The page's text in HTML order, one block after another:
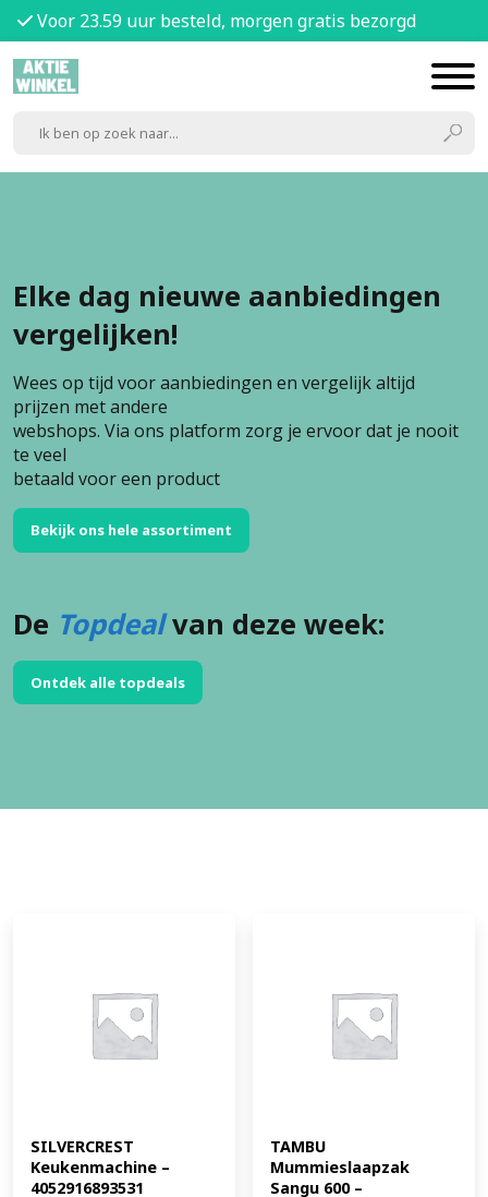
Voor 23.59 uur besteld, morgen gratis bezorgd
Elke dag nieuwe aanbiedingen
vergelijken!
Wees op tijd voor aanbiedingen en vergelijk altijd
prijzen met andere
webshops. Via ons platform zorg je ervoor dat je nooit
te veel
betaald voor een product
Bekijk ons hele assortiment
De Topdealvan deze week:
Ontdek alle topdeals
SILVERCREST
Keukenmachine –
4052916893531
TAMBU
Mummieslaapzak
Sangu 600 –